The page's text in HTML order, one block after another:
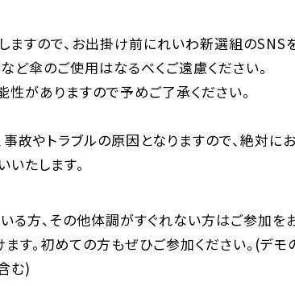
ますので、お出掛け前にれいわ新選組のSNS
ど傘のご使用はなるべくご遠慮ください。
性がありますので予めご了承ください。
故やトラブルの原因となりますので、絶対に
たします。
る方、その他体調がすぐれない方はご参加を
す。初めての方もぜひご参加ください。(デ
む)